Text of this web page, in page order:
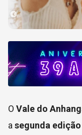
O Vale do
a segunda